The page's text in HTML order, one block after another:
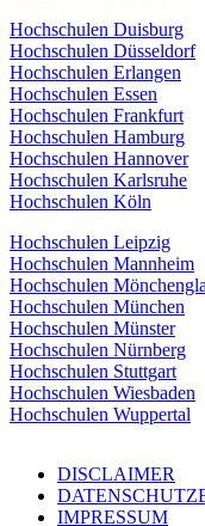
Hochschulen Duisburg
Hochschulen Düsseldorf
Hochschulen Erlangen
Hochschulen Essen
Hochschulen Frankfurt
Hochschulen Hamburg
Hochschulen Hannover
Hochschulen Karlsruhe
Hochschulen Köln
Hochschulen Leipzig
Hochschulen Mannheim
Hochschulen
Hochschulen München
Hochschulen Münster
Hochschulen Nürnberg
Hochschulen Stuttgart
Hochschulen Wiesbaden
Hochschulen Wuppertal
DISCLAIMER
IMPRESSUM